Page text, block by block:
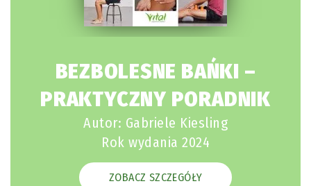
BEZBOLESNE BAŃKI –
PRAKTYCZNY PORADNIK
Autor: Gabriele Kiesling
Rok wydania 2024
ZOBACZ SZCZEGÓŁY